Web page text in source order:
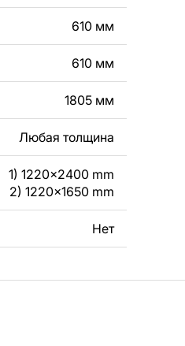
с нами в
610 мм
610 мм
1805 мм
Любая толщина
1) 1220x2400 mm
2) 1220x1650 mm
Нет